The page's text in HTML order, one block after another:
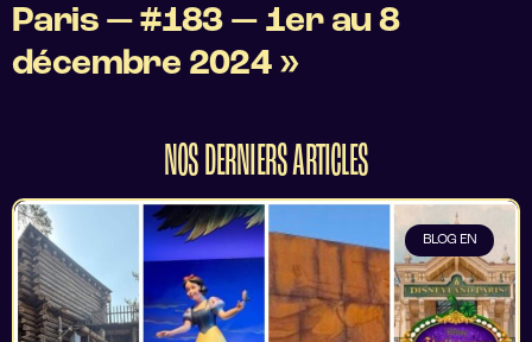
Paris — #183 — 1er au 8
décembre 2024 »
NOS DERNIERS ARTICLES
BLOG EN